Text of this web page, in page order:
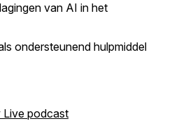
van AI in het
ondersteunend hulpmiddel
podcast